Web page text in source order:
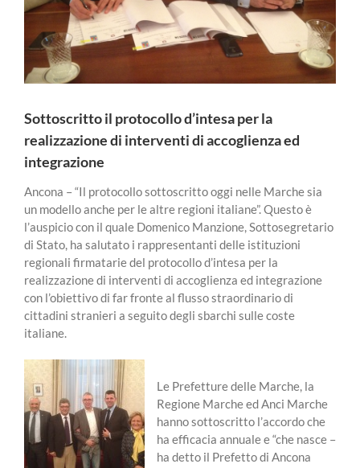
Sottoscritto il protocollo d’intesa per la
realizzazione di interventi di accoglienza ed
integrazione
Ancona – “Il protocollo sottoscritto oggi nelle Marche sia
un modello anche per le altre regioni italiane”. Questo è
l’auspicio con il quale Domenico Manzione, Sottosegretario
di Stato, ha salutato i rappresentanti delle istituzioni
regionali firmatarie del protocollo d’intesa per la
realizzazione di interventi di accoglienza ed integrazione
con l’obiettivo di far fronte al flusso straordinario di
cittadini stranieri a seguito degli sbarchi sulle coste
italiane.
Le Prefetture delle Marche, la
Regione Marche ed Anci Marche
hanno sottoscritto l’accordo che
ha efficacia annuale e “che nasce –
ha detto il Prefetto di Ancona